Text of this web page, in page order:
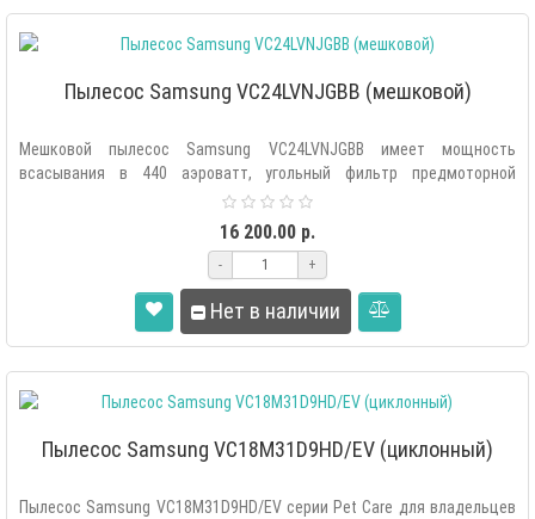
Пылесос Samsung VC24LVNJGBB (мешковой)
Мешковой пылесос Samsung VC24LVNJGBB имеет мощность
всасывания в 440 аэроватт, угольный фильтр предмоторной
очистки, фильтр тонкой очистк..
16 200.00 р.
- +
Нет в наличии
Пылесос Samsung VC18M31D9HD/EV (циклонный)
Пылесос Samsung VC18M31D9HD/EV серии Pet Care для владельцев